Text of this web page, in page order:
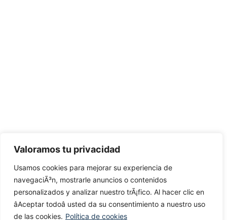
Valoramos tu privacidad
Usamos cookies para mejorar su experiencia de
navegaciÃ³n, mostrarle anuncios o contenidos
personalizados y analizar nuestro trÃ¡fico. Al hacer clic en
âAceptar todoâ usted da su consentimiento a nuestro uso
de las cookies. Política de cookies